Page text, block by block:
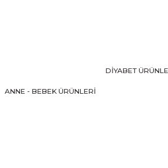
Bu ürüne benzer farklı alternatifler olmalı.
ANNE - BEBEK ÜRÜNLERİ
DİYABET